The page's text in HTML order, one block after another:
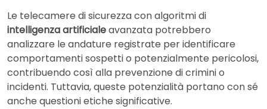
Le telecamere di sicurezza con algoritmi di
intelligenza artificialeavanzata potrebbero
analizzare le andature registrate per identificare
comportamenti sospetti o potenzialmente pericolosi,
contribuendo così alla prevenzione di crimini o
incidenti. Tuttavia, queste potenzialità portano con sé
anche questioni etiche significative.